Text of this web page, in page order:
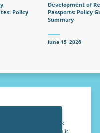
Policy
Development of
Passports: Policy
Summary
June 15, 2026
independent think tank
buildings. Our vision is